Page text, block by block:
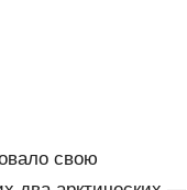
свою